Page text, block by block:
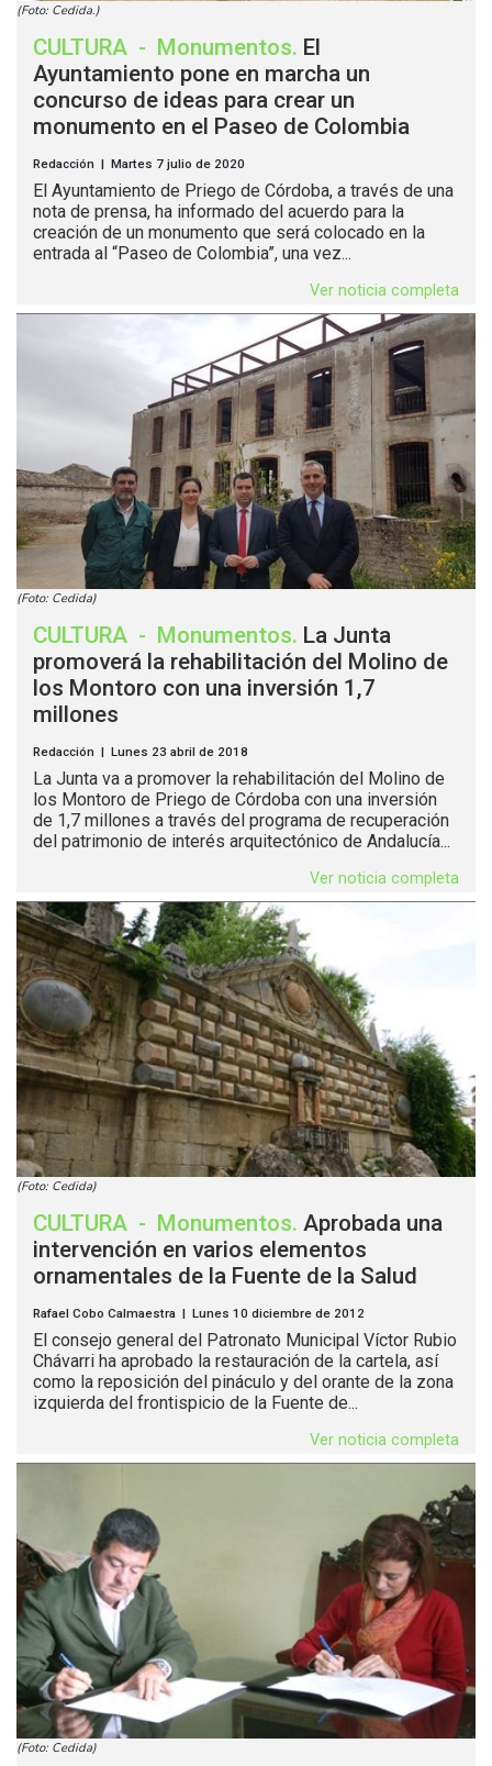
(Foto: Cedida.)
CULTURA - Monumentos. El
Ayuntamiento pone en marcha un
concurso de ideas para crear un
monumento en el Paseo de Colombia
Redacción | Martes 7 julio de 2020
El Ayuntamiento de Priego de Córdoba, a través de una
nota de prensa, ha informado del acuerdo para la
creación de un monumento que será colocado en la
entrada al “Paseo de Colombia”, una vez...
Ver noticia completa
(Foto: Cedida)
CULTURA - Monumentos. La Junta
promoverá la rehabilitación del Molino de
los Montoro con una inversión 1,7
millones
Redacción | Lunes 23 abril de 2018
La Junta va a promover la rehabilitación del Molino de
los Montoro de Priego de Córdoba con una inversión
de 1,7 millones a través del programa de recuperación
del patrimonio de interés arquitectónico de Andalucía...
Ver noticia completa
(Foto: Cedida)
CULTURA - Monumentos. Aprobada una
intervención en varios elementos
ornamentales de la Fuente de la Salud
Rafael Cobo Calmaestra | Lunes 10 diciembre de 2012
El consejo general del Patronato Municipal Víctor Rubio
Chávarri ha aprobado la restauración de la cartela, así
como la reposición del pináculo y del orante de la zona
izquierda del frontispicio de la Fuente de...
Ver noticia completa
(Foto: Cedida)